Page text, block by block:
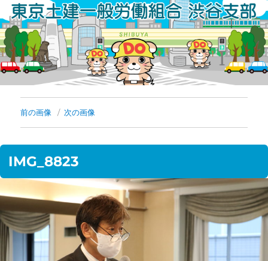
ン
テ
ン
ツ
キ
ッ
前の画像 次の画像
IMG_8823